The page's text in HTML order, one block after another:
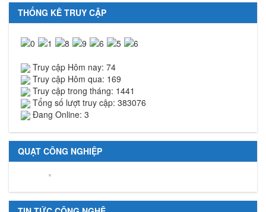
THỐNG KÊ TRUY CẬP
Truy cập Hôm nay: 74
Truy cập Hôm qua: 169
Truy cập trong tháng: 1441
Tổng số lượt truy cập: 383076
Đang Online: 3
QUẠT CÔNG NGHIỆP